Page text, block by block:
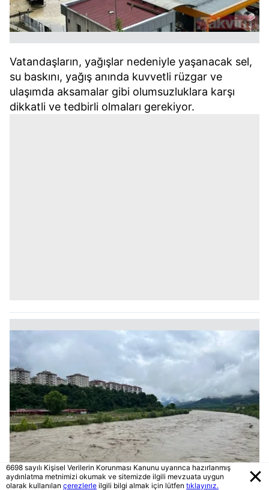
Vatandaşların, yağışlar nedeniyle yaşanacak sel,
su baskını, yağış anında kuvvetli rüzgar ve
ulaşımda aksamalar gibi olumsuzluklara karşı
dikkatli ve tedbirli olmaları gerekiyor.
6698 sayılı Kişisel Verilerin Korunması Kanunu uyarınca hazırlanmış
aydınlatma metnimizi okumak ve sitemizde ilgili mevzuata uygun
olarak kullanılan çerezlerle ilgili bilgi almak için lütfen tıklayınız.